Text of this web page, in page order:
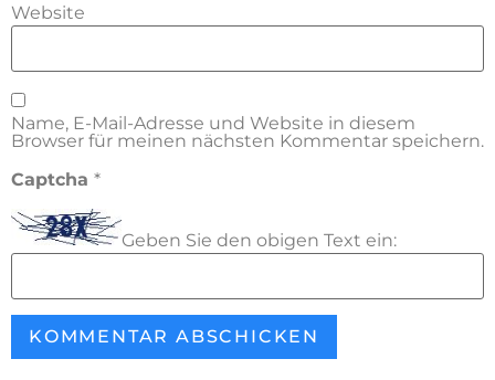
Website
Name, E-Mail-Adresse und Website in diesem
Browser für meinen nächsten Kommentar speichern.
Captcha *
Geben Sie den obigen Text ein: